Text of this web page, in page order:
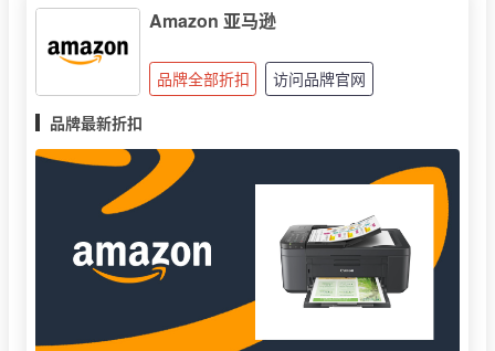
Amazon 亚马逊
品牌全部折扣
访问品牌官网
品牌最新折扣